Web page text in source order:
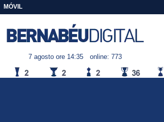
MÓVIL
7 agosto ore 14:35 online: 773